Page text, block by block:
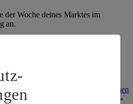
der Woche deines Marktes im
an.
Pass 2026
Spar-Pass 2026 im Browser Ansehen